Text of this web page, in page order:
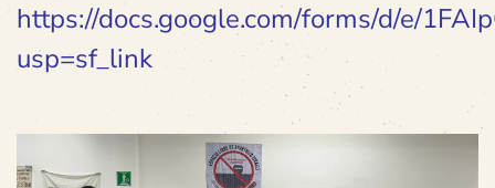
https://docs.google.com/forms/d/e/
usp=sf_link